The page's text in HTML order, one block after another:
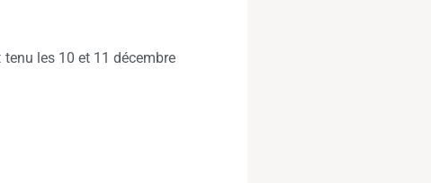
les 10 et 11 décembre